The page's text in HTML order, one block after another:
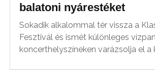
balatoni nyárestéket
Sokadik alkalommal tér vissza a
Fesztivál és ismét különleges
koncerthelyszíneken varázsolja el a